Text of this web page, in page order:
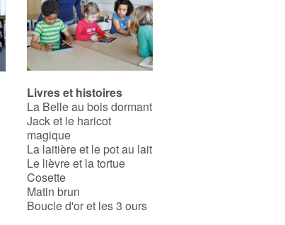
Livres et histoires
La Belle au bois dormant
Jack et le haricot
magique
La laitière et le pot au lait
Le lièvre et la tortue
Cosette
Matin brun
Boucle d'or et les 3 ours